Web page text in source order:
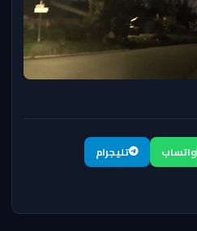
واتساب
تليجرام